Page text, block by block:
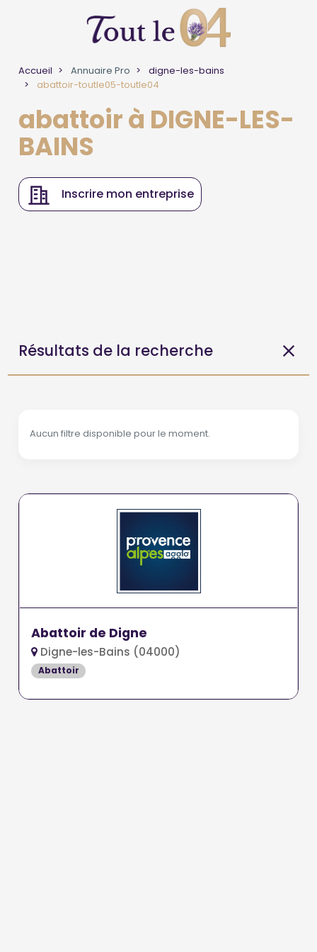
Accueil Annuaire Pro
digne-les-bains
abattoir-toutle05-toutle04
abattoir à DIGNE-LES-
BAINS
Inscrire mon entreprise
Résultats de la recherche
Aucun filtre disponible pour le moment.
Abattoir de Digne
Digne-les-Bains (04000)
Abattoir